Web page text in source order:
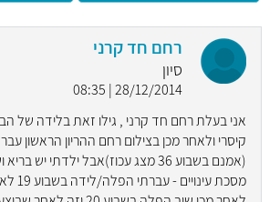
רחם חד קרני
סיון
28/12/2014 | 08:35
אני בעלת רחם חד קרני , גילו זאת בלידה של
קיסרי ולאחר מכן בצילום רחם ההריון הראשון
(אמנם בשבוע 36 מצג עכוז)אבל ילדתי יש
מסכת